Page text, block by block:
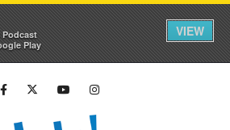
Podcast
Play
VIEW